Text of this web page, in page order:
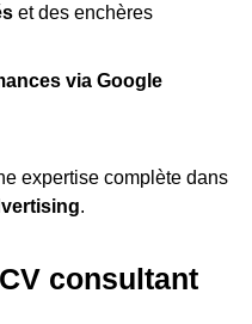
et des enchères
via Google
expertise complète dans
.
consultant